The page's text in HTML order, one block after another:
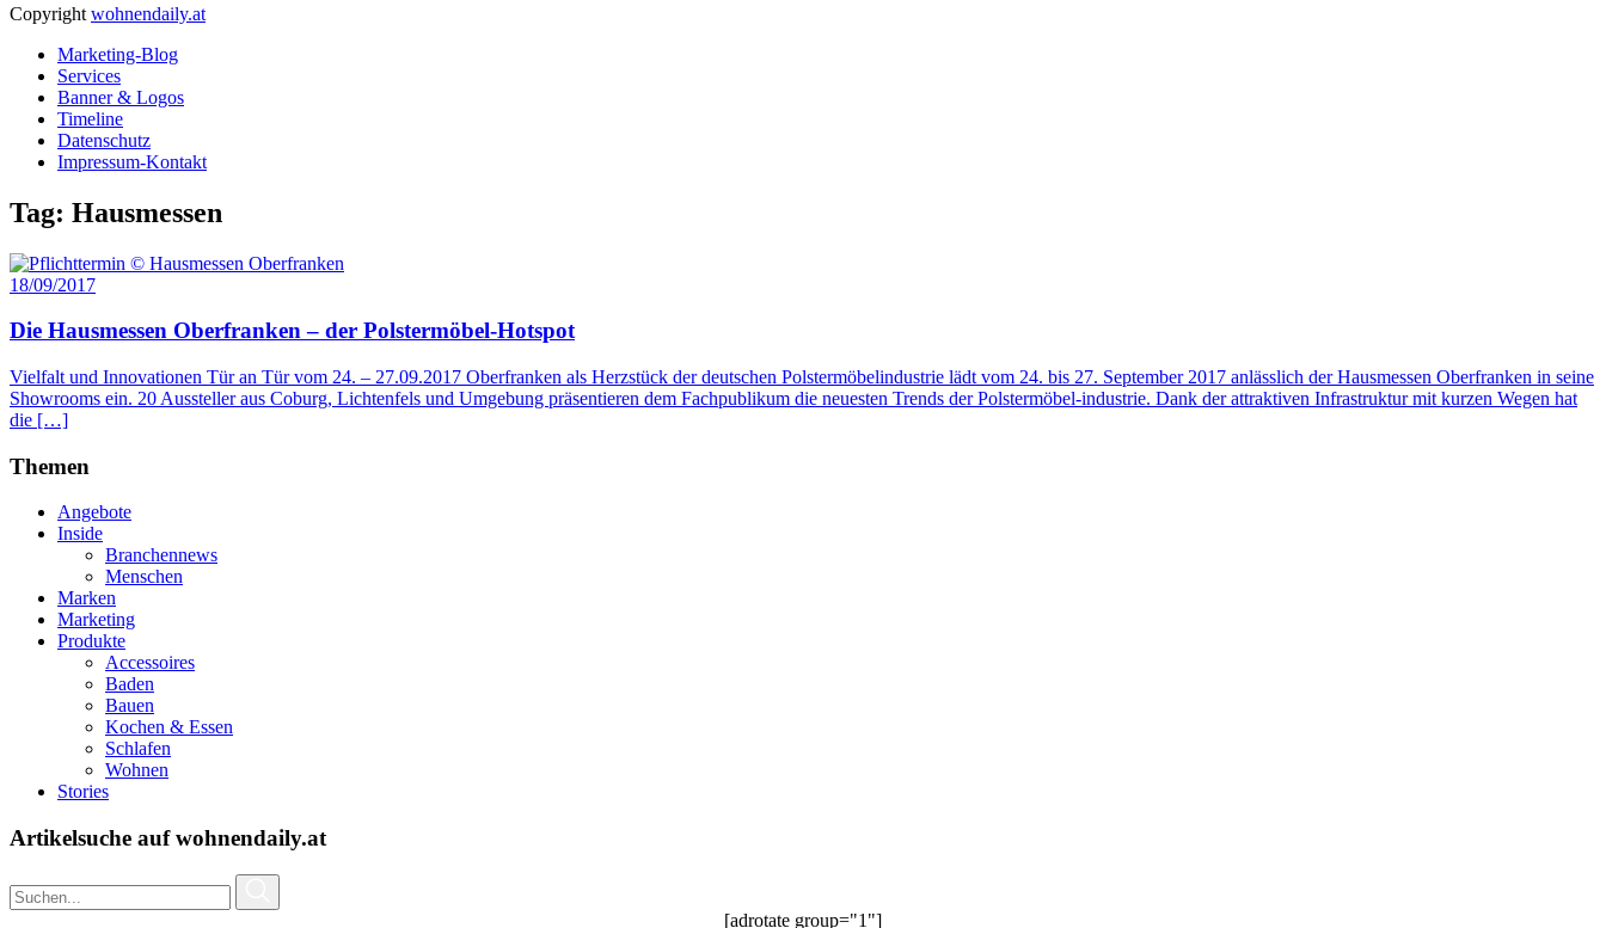
Copyright wohnendaily.at
Marketing-Blog
Services
Banner & Logos
Timeline
Datenschutz
Impressum-Kontakt
Tag: Hausmessen
18/09/2017
Die Hausmessen Oberfranken – der Polstermöbel-Hotspot
Vielfalt und Innovationen Tür an Tür vom 24. – 27.09.2017 Oberfranken als Herzstück der deutschen Polstermöbelindustrie lädt vom 24. bis 27. September 2017 anlässlich der Hausmessen Oberfranken in seine
Showrooms ein. 20 Aussteller aus Coburg, Lichtenfels und Umgebung präsentieren dem Fachpublikum die neuesten Trends der Polstermöbel-industrie. Dank der attraktiven Infrastruktur mit kurzen Wegen hat
die […]
Themen
Angebote
Inside
Branchennews
Menschen
Marken
Marketing
Produkte
Accessoires
Baden
Bauen
Kochen & Essen
Schlafen
Wohnen
Stories
Artikelsuche auf wohnendaily.at
[adrotate group="1"]